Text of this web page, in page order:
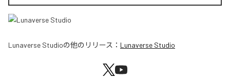
Lunaverse Studioの他のリリース： Lunaverse Studio